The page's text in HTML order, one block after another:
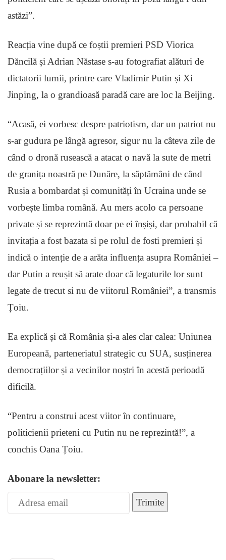
astăzi”.
Reacția vine după ce foștii premieri PSD Viorica
Dăncilă și Adrian Năstase s-au fotografiat alături de
dictatorii lumii, printre care Vladimir Putin și Xi
Jinping, la o grandioasă paradă care are loc la Beijing.
“Acasă, ei vorbesc despre patriotism, dar un patriot nu
s-ar gudura pe lângă agresor, sigur nu la câteva zile de
când o dronă rusească a atacat o navă la sute de metri
de granița noastră pe Dunăre, la săptămâni de când
Rusia a bombardat și comunități în Ucraina unde se
vorbește limba română. Au mers acolo ca persoane
private și se reprezintă doar pe ei înșiși, dar probabil că
invitația a fost bazata si pe rolul de fosti premieri și
indică o intenție de a arăta influența asupra României –
dar Putin a reușit să arate doar că legaturile lor sunt
legate de trecut si nu de viitorul României”, a transmis
Țoiu.
Ea explică și că România și-a ales clar calea: Uniunea
Europeană, parteneriatul strategic cu SUA, susținerea
democrațiilor și a vecinilor noștri în acestă perioadă
dificilă.
“Pentru a construi acest viitor în continuare,
politicienii prieteni cu Putin nu ne reprezintă!”, a
conchis Oana Țoiu.
Abonare la newsletter:
Trimite